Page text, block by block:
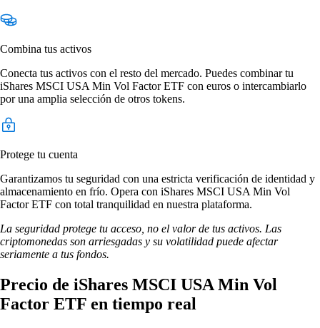
Combina tus activos
Conecta tus activos con el resto del mercado. Puedes combinar tu
iShares MSCI USA Min Vol Factor ETF con euros o intercambiarlo
por una amplia selección de otros tokens.
Protege tu cuenta
Garantizamos tu seguridad con una estricta verificación de identidad y
almacenamiento en frío. Opera con iShares MSCI USA Min Vol
Factor ETF con total tranquilidad en nuestra plataforma.
La seguridad protege tu acceso, no el valor de tus activos. Las
criptomonedas son arriesgadas y su volatilidad puede afectar
seriamente a tus fondos.
Precio de iShares MSCI USA Min Vol
Factor ETF en tiempo real